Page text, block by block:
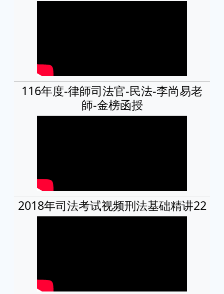
116年度-律師司法官-民法-李尚易老
師-金榜函授
2018年司法考试视频刑法基础精讲22